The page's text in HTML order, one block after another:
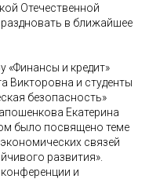
Отечественной
в ближайшее
«Финансы и кредит»
Викторовна и студенты
безопасность»
Екатерина
было посвящено теме
связей
развития».
и